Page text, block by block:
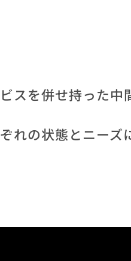
スを併せ持った中
れの状態とニーズ